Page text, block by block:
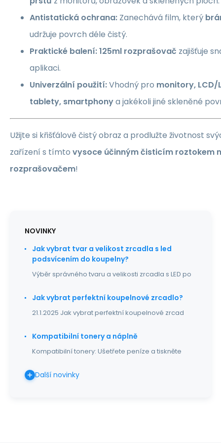
Antistatická ochrana: Zanechává film, který
udržuje povrch déle čistý.
Praktické balení:125ml rozprašovač zajišťuje
aplikaci.
Univerzální použití:Vhodný pro monitory, LCD/
tablety, smartphonya jakékoli jiné skleněné
Užijte si křišťálově čistý obraz a prodlužte životnost
zařízení s tímto vysoce účinným čisticím roztokem
rozprašovačem!
NOVINKY
Jak vybrat tvar a velikost zrcadla s led
podsvícením do koupelny?
Výběr správného tvaru a velikosti zrcadla s LED po
Jak vybrat perfektní koupelnové zrcadlo?
21.1.2025 Jak vybrat perfektní koupelnové zrcad
Kompatibilní tonery a náplně
Kompatibilní tonery: Ušetřete peníze a tiskněte
Další novinky